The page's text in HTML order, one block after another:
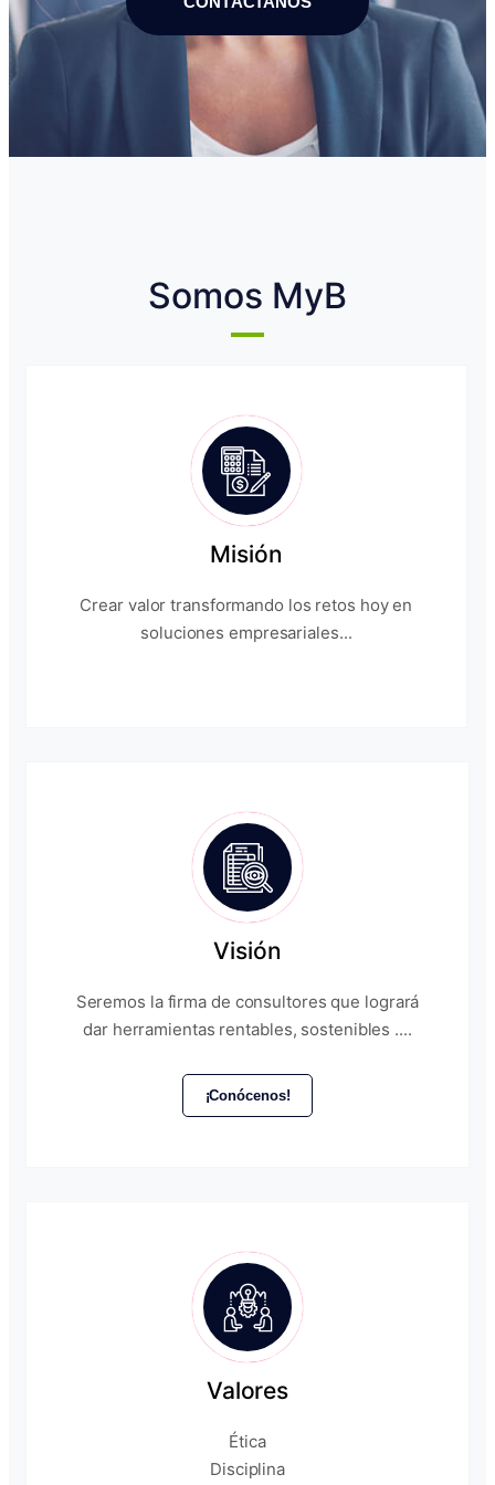
Somos MyB
Misión
Crear valor transformando los retos hoy en
soluciones empresariales...
Visión
Seremos la firma de consultores que logrará
dar herramientas rentables, sostenibles ....
¡Conócenos!
Valores
Ética
Disciplina